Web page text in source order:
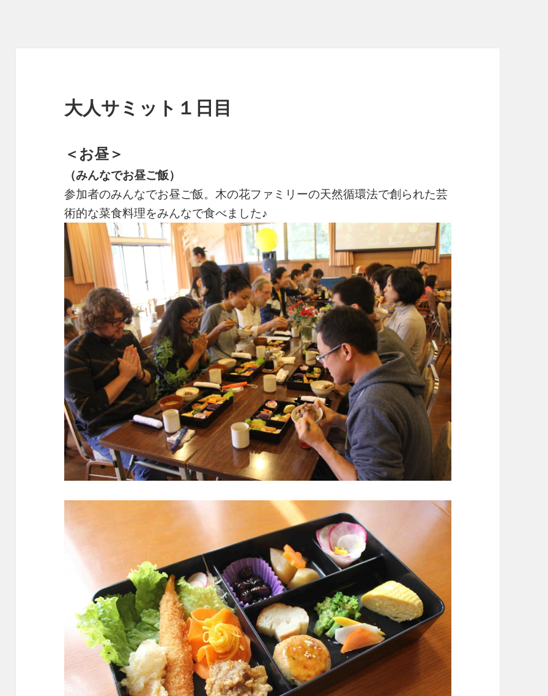
大人サミット１日目
＜お昼＞
（みんなでお昼ご飯）
参加者のみんなでお昼ご飯。木の花ファミリーの天然循環法で創られた芸
術的な菜食料理をみんなで食べました♪